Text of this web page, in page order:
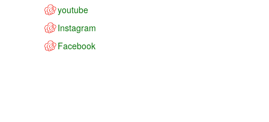
youtube
Instagram
Facebook